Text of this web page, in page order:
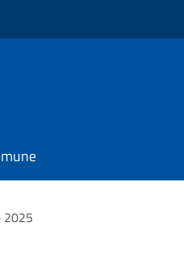
2025